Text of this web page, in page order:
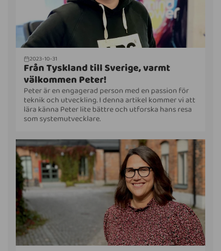
2023-10-31
Från Tyskland till Sverige, varmt
välkommen Peter!
Peter är en engagerad person med en passion för
teknik och utveckling. I denna artikel kommer vi att
lära känna Peter lite bättre och utforska hans resa
som systemutvecklare.